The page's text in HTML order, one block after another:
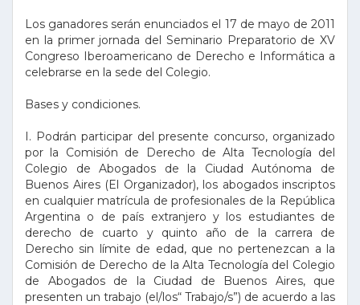
Los ganadores serán enunciados el 17 de mayo de 2011
en la primer jornada del Seminario Preparatorio de XV
Congreso Iberoamericano de Derecho e Informática a
celebrarse en la sede del Colegio.
Bases y condiciones.
I. Podrán participar del presente concurso, organizado
por la Comisión de Derecho de Alta Tecnología del
Colegio de Abogados de la Ciudad Autónoma de
Buenos Aires (El Organizador), los abogados inscriptos
en cualquier matrícula de profesionales de la República
Argentina o de país extranjero y los estudiantes de
derecho de cuarto y quinto año de la carrera de
Derecho sin límite de edad, que no pertenezcan a la
Comisión de Derecho de la Alta Tecnología del Colegio
de Abogados de la Ciudad de Buenos Aires, que
presenten un trabajo (el/los“ Trabajo/s”) de acuerdo a las